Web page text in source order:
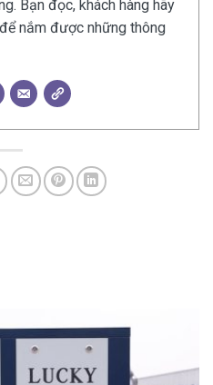
Bạn đọc, khách hàng hãy
nắm được những thông